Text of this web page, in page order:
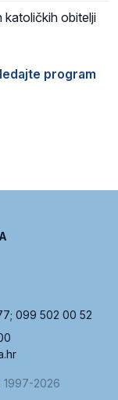
katoličkih obitelji
program
099 502 00 52
1997-2026